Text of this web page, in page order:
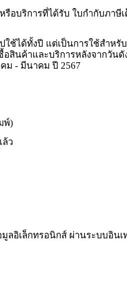
บริการที่ได้รับ ใบกำกับภาษีเ
ช้ได้ทั้งปี แต่เป็นการใช้สำหรั
นค้าและบริการหลังจากวัน
ม - มีนาคม ปี 2567
พ์)
ว
อิเล็กทรอนิกส์ ผ่านระบบอินเ